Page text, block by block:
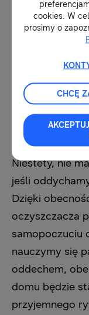
należy
Karolina
Aż chce się
Niestety, nie
jeśli
Dzięki
oczyszczacza
samopoczuciu
nauczymy się
oddechem,
domu będzie
przyjemnego
cookies. W
prosimy o
CHCĘ